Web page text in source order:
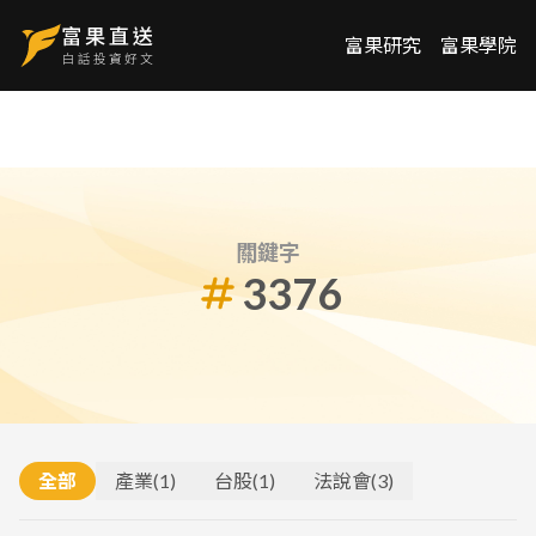
富果研究 富果學院
關鍵字
3376
全部 產業(1) 台股(1) 法說會(3)